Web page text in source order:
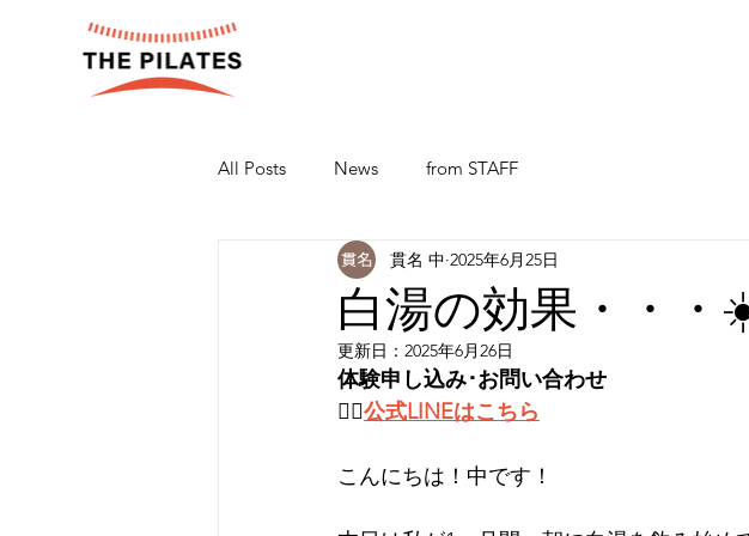
All Posts News from STAFF
白湯の効果・・・
貫名 中 2025年6月25日
更新日： 2025年6月26日
体験申し込み･お問い合わせ
👉🏻公式LINEはこちら
こんにちは！中です！